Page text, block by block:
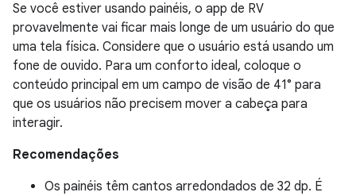
Se você estiver usando painéis, o app de RV
provavelmente vai ficar mais longe de um usuário do que
uma tela física. Considere que o usuário está usando um
fone de ouvido. Para um conforto ideal, coloque o
conteúdo principal em um campo de visão de 41° para
que os usuários não precisem mover a cabeça para
interagir.
Recomendações
Os painéis têm cantos arredondados de 32 dp. É